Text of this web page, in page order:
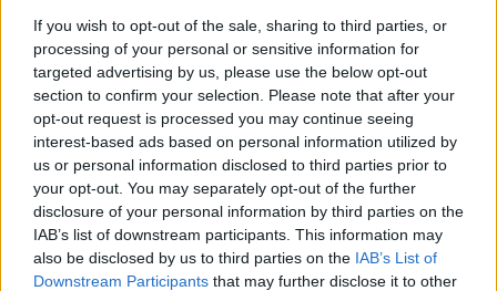
If you wish to opt-out of the sale, sharing to third parties, or
processing of your personal or sensitive information for
targeted advertising by us, please use the below opt-out
section to confirm your selection. Please note that after your
opt-out request is processed you may continue seeing
interest-based ads based on personal information utilized by
us or personal information disclosed to third parties prior to
your opt-out. You may separately opt-out of the further
disclosure of your personal information by third parties on the
IAB’s list of downstream participants. This information may
also be disclosed by us to third parties on the IAB’s List of
Downstream Participants that may further disclose it to other
A kjógen közönséges figurái berúgnak, veszekednek,
verekednek, durva tréfákkal bosszantják egymást. A
főszereplő a site ("cselekvő") általában furcsa,
bonyolult jellem: becsületes, de fortélyos szolga,
talpraesett, ám erőszakos árus, hűséges, bár
agyongyötört férj, stb. A másodszereplő, az ado
("válaszoló") többnyire egyszerű, ám szélsőséges
karaktert képvisel: gőgös földesúr, fukar gazda,
házsártos feleség, stb.